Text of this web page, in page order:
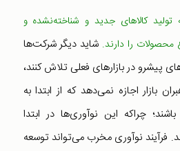
کالاهای جدید و شناخته‌نشده و
محصولات را دارند. شاید دیگر شرکت‌ها
پیشرو در بازارهای فعلی تلاش کنند،
بازار اجازه نمی‌دهد که از ابتدا به
چراکه این نوآوری‌ها در ابتدا
فرآیند نوآوری مخرب می‌تواند توسعه